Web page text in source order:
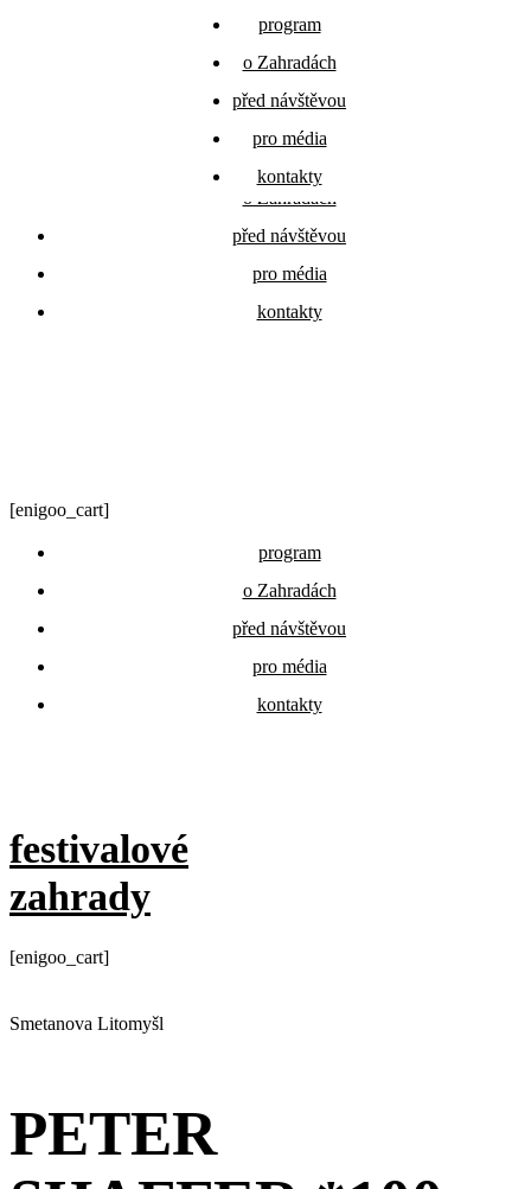
o Zahradách
před návštěvou
pro média
kontakty
program
o Zahradách
před návštěvou
pro média
kontakty
[enigoo_cart]
program
o Zahradách
před návštěvou
pro média
kontakty
program
o Zahradách
před návštěvou
pro média
kontakty
festivalové
zahrady
[enigoo_cart]
Smetanova Litomyšl
PETER